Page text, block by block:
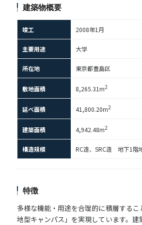
建築物概要
竣工 2008年1月
主要用途 大学
所在地 東京都豊島区
敷地面積 8,265.31m2
延べ面積 41,800.20m2
建築面積 4,942.48m2
構造規模 RC造、SRC造 地下1
特徴
多様な機能・用途を合理的に積層する
地型キャンパス」を実現しています。建